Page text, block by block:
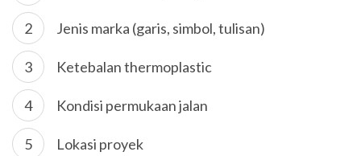
Jenis marka (garis, simbol, tulisan)
Ketebalan thermoplastic
Kondisi permukaan jalan
Lokasi proyek